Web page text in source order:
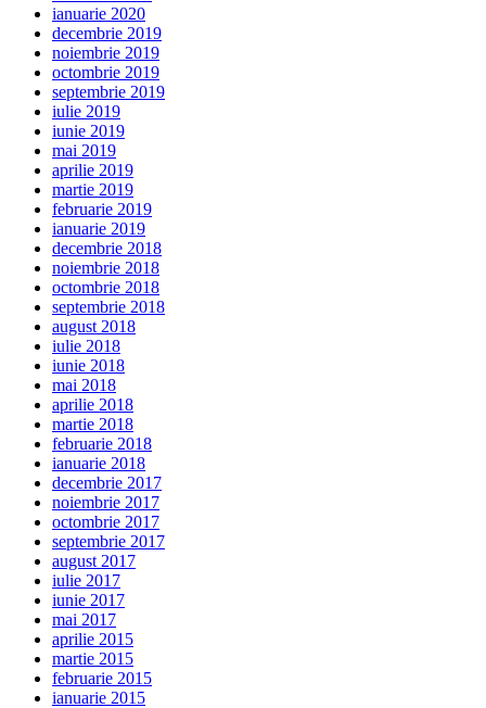
ianuarie 2020
decembrie 2019
noiembrie 2019
octombrie 2019
septembrie 2019
iulie 2019
iunie 2019
mai 2019
aprilie 2019
martie 2019
februarie 2019
ianuarie 2019
decembrie 2018
noiembrie 2018
octombrie 2018
septembrie 2018
august 2018
iulie 2018
iunie 2018
mai 2018
aprilie 2018
martie 2018
februarie 2018
ianuarie 2018
decembrie 2017
noiembrie 2017
octombrie 2017
septembrie 2017
august 2017
iulie 2017
iunie 2017
mai 2017
aprilie 2015
martie 2015
februarie 2015
ianuarie 2015